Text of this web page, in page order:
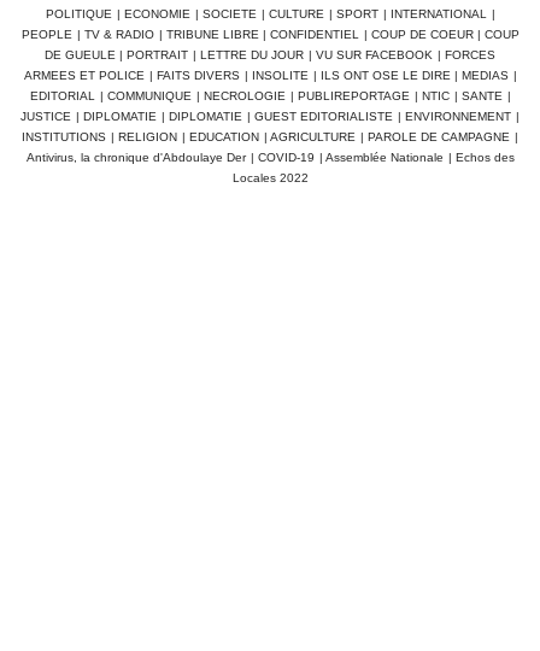
POLITIQUE | ECONOMIE | SOCIETE | CULTURE | SPORT | INTERNATIONAL
|
PEOPLE | TV & RADIO | TRIBUNE LIBRE | CONFIDENTIEL | COUP DE COEUR | COUP
DE GUEULE | PORTRAIT | LETTRE DU JOUR | VU SUR FACEBOOK | FORCES
ARMEES ET POLICE | FAITS DIVERS | INSOLITE | ILS ONT OSE LE DIRE | MEDIAS |
EDITORIAL
| COMMUNIQUE | NECROLOGIE | PUBLIREPORTAGE | NTIC | SANTE |
JUSTICE | DIPLOMATIE | DIPLOMATIE | GUEST EDITORIALISTE | ENVIRONNEMENT |
INSTITUTIONS | RELIGION | EDUCATION | AGRICULTURE | PAROLE DE CAMPAGNE |
Antivirus, la chronique d'Abdoulaye Der | COVID-19 | Assemblée Nationale | Echos des
Locales 2022